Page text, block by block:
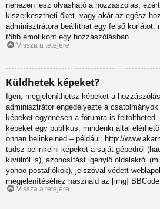
nehezen lesz olvasható a hozzászólás,
kiszerkesztheti őket, vagy akár az egész
adminisztrátora beállíthat egy felső korlátot,
több emotikont egy hozzászólásban.
Vissza a tetejére
Küldhetek képeket?
Igen, megjeleníthetsz képeket a
adminisztrátor engedélyezte a
képeket egyenesen a fórumra is
képeket egy publikus, mindenki által
onnan belinkelned – például: http://
tudsz belinkelni képeket a saját gépedről
kívülről is), azonosítást igénylő oldalakról
yahoo postafiókok), jelszóval védett
megjelenítéséhez használd az [img]
Vissza a tetejére